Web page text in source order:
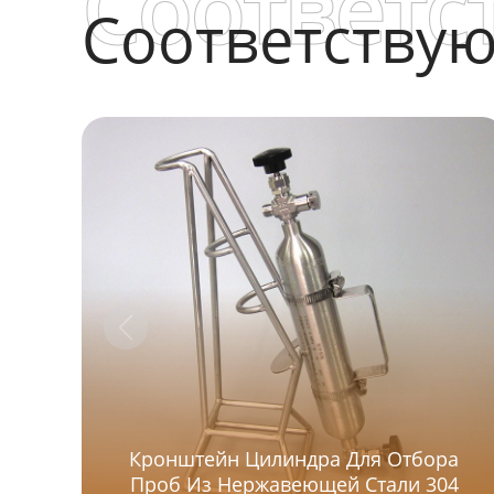
Кронштейн Цилиндра Для Отбора
Проб Из Нержавеющей Стали 304